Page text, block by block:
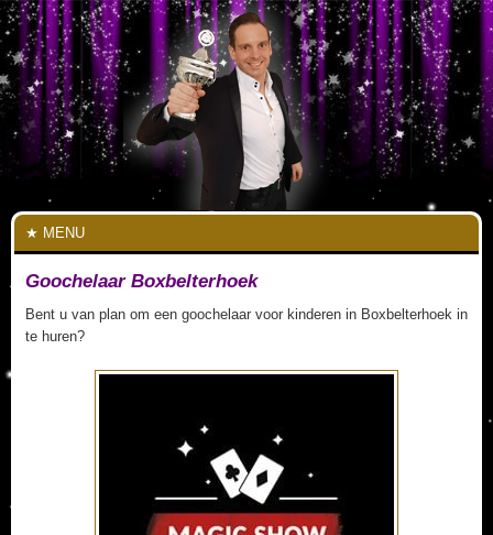
MENU
Goochelaar Boxbelterhoek
Bent u van plan om een goochelaar voor kinderen in Boxbelterhoek in
te huren?